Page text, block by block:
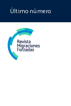
Último número